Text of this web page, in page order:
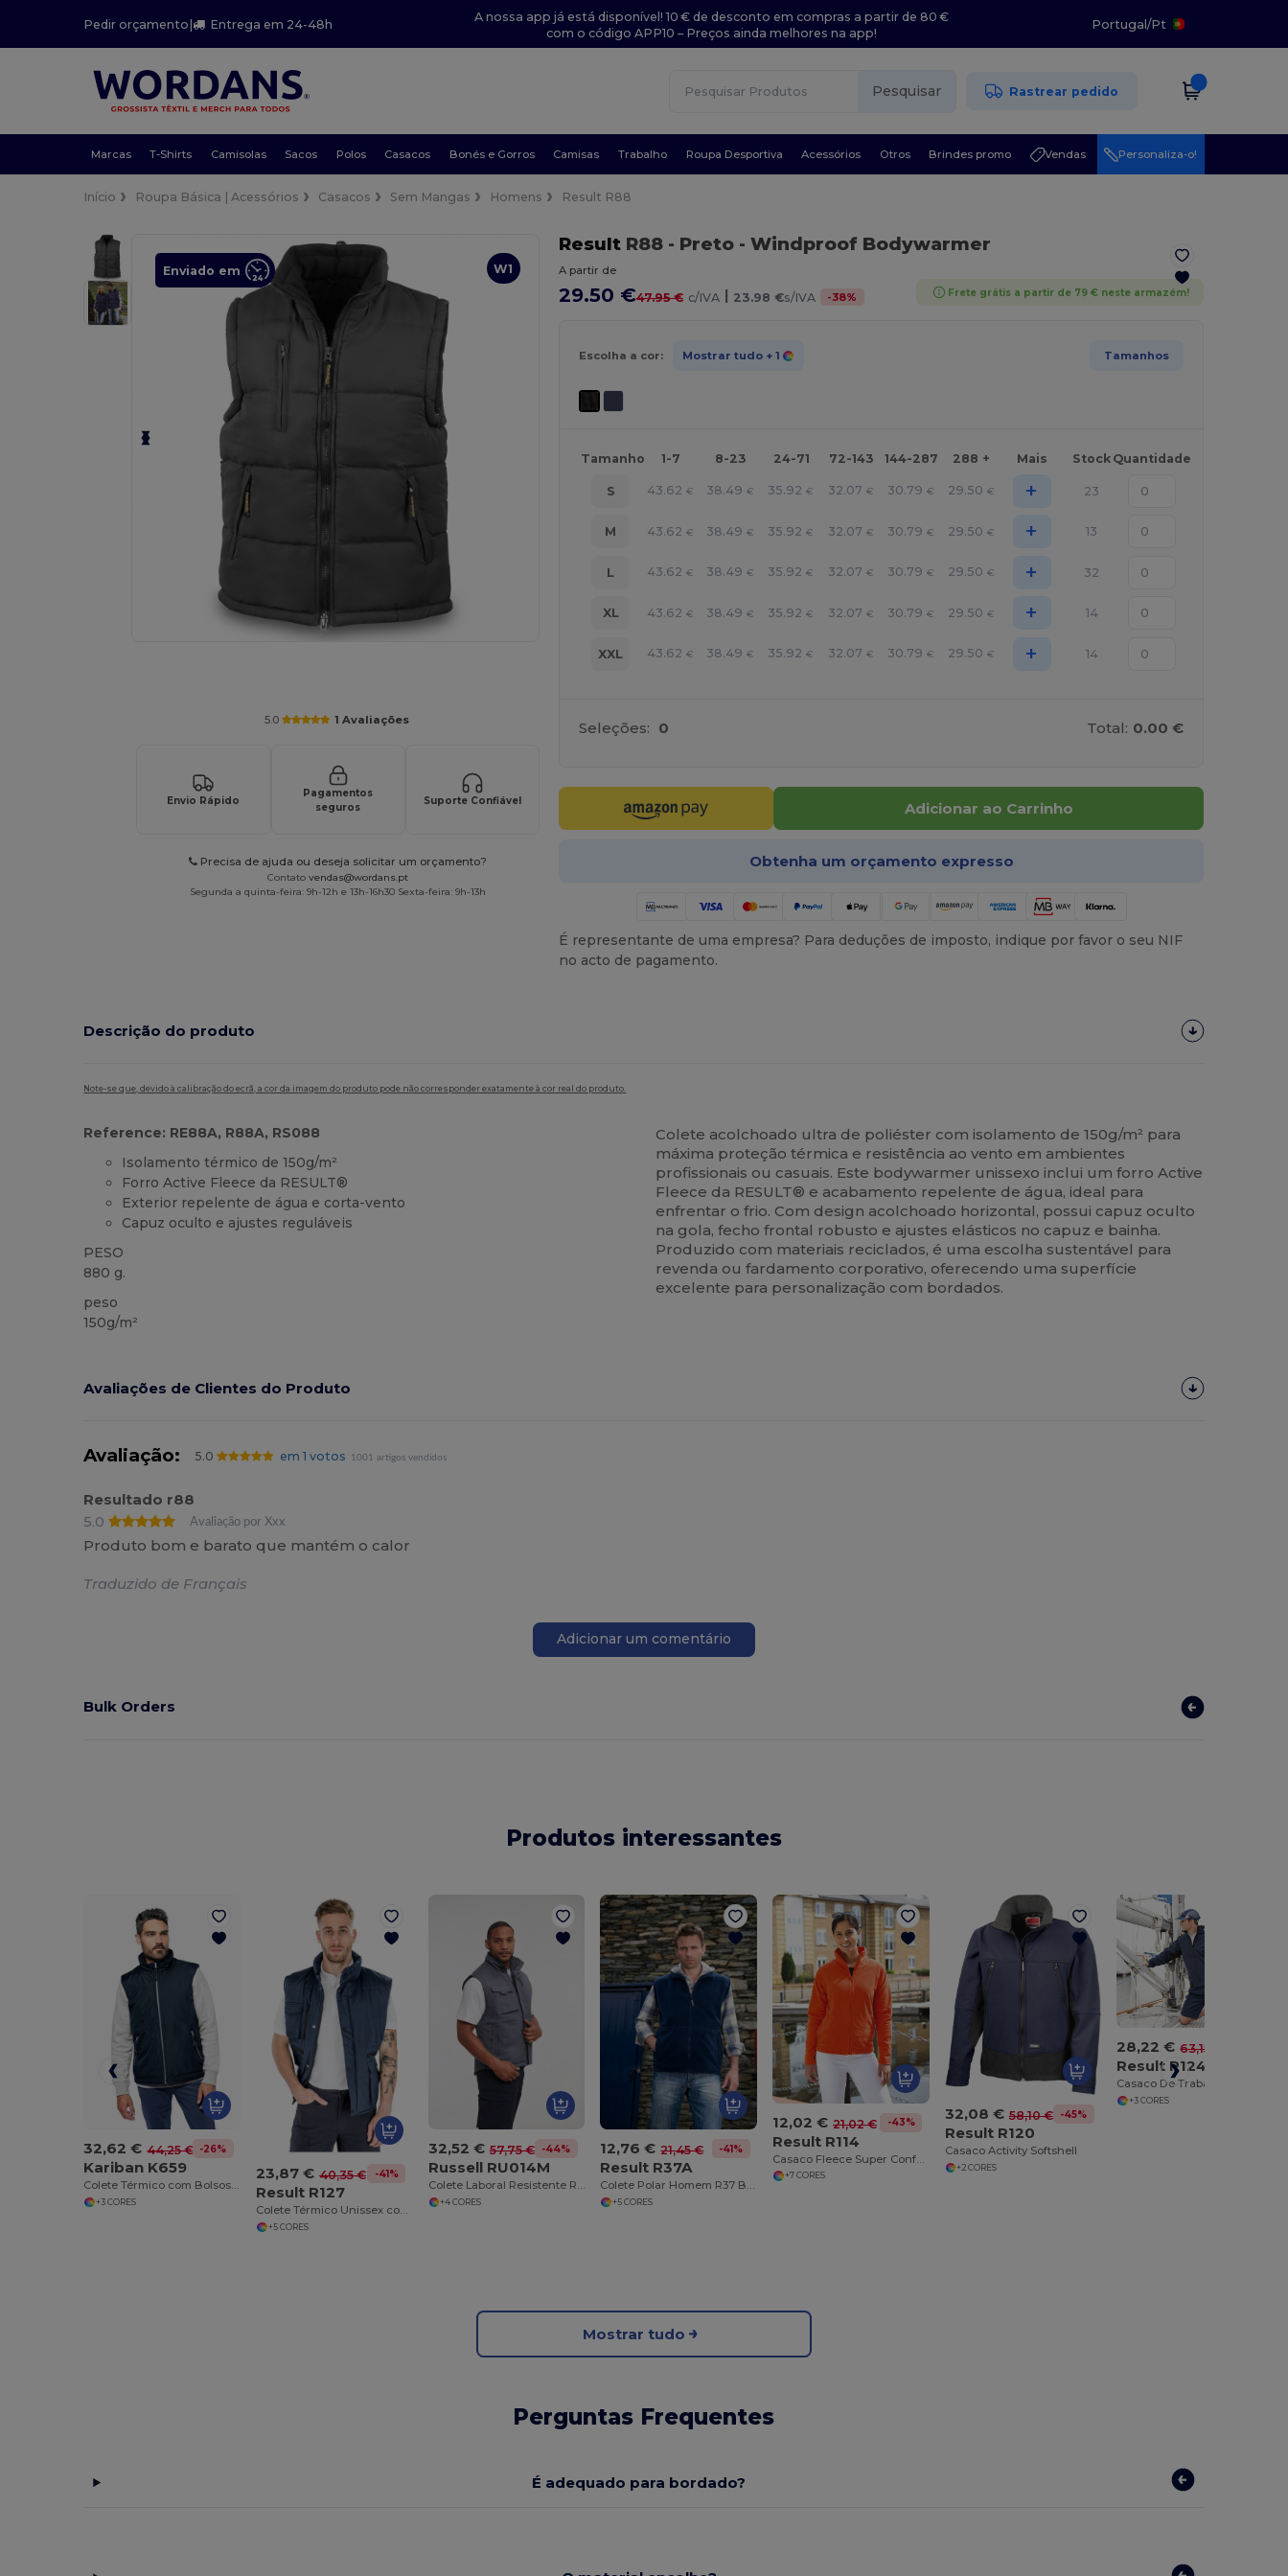
Pedir orçamento| Entrega em 24-48h
A nossa app já está disponível! 10 € de desconto em compras a partir de 80 €
com o código APP10 – Preços ainda melhores na app!
Portugal/Pt
Pesquisar Rastrear pedido
Marcas T-Shirts Camisolas Sacos Polos Casacos Bonés e Gorros Camisas Trabalho Roupa Desportiva Acessórios Otros Brindes promo Vendas Personaliza-o!
Início Roupa Básica | Acessórios Casacos Sem Mangas Homens Result R88
W1
Enviado em
5.0 1 Avaliações
Envio Rápido
Pagamentos
seguros
Suporte Confiável
Precisa de ajuda ou deseja solicitar um orçamento?
Contatovendas@wordans.pt
Segunda a quinta-feira: 9h-12h e 13h-16h30 Sexta-feira: 9h-13h
ResultR88 - Preto- Windproof Bodywarmer
A partir de
29.50 €47.95 € c/IVA | 23.98 €s/IVA -38% Frete grátis a partir de 79 € neste armazém!
Escolha a cor: Mostrar tudo + 1 Tamanhos
Tamanho 1-7 8-23 24-71 72-143 144-287 288 + Mais Stock Quantidade
S 43.62 € 38.49 € 35.92 € 32.07 € 30.79 € 29.50 € + 23
M 43.62 € 38.49 € 35.92 € 32.07 € 30.79 € 29.50 € + 13
L 43.62 € 38.49 € 35.92 € 32.07 € 30.79 € 29.50 € + 32
XL 43.62 € 38.49 € 35.92 € 32.07 € 30.79 € 29.50 € + 14
XXL 43.62 € 38.49 € 35.92 € 32.07 € 30.79 € 29.50 € + 14
Seleções: 0 Total: 0.00 €
Adicionar ao Carrinho
Obtenha um orçamento expresso
É representante de uma empresa? Para deduções de imposto, indique por favor o seu NIF
no acto de pagamento.
Descrição do produto
Note-se que, devido à calibração do ecrã, a cor da imagem do produto pode não corresponder exatamente à cor real do produto.
Reference: RE88A, R88A, RS088
Isolamento térmico de 150g/m²
Forro Active Fleece da RESULT®
Exterior repelente de água e corta-vento
Capuz oculto e ajustes reguláveis
PESO
880 g.
peso
150g/m²
Colete acolchoado ultra de poliéster com isolamento de 150g/m² para
máxima proteção térmica e resistência ao vento em ambientes
profissionais ou casuais. Este bodywarmer unissexo inclui um forro Active
Fleece da RESULT® e acabamento repelente de água, ideal para
enfrentar o frio. Com design acolchoado horizontal, possui capuz oculto
na gola, fecho frontal robusto e ajustes elásticos no capuz e bainha.
Produzido com materiais reciclados, é uma escolha sustentável para
revenda ou fardamento corporativo, oferecendo uma superfície
excelente para personalização com bordados.
Avaliações de Clientes do Produto
Avaliação: 5.0 em 1 votos 1001 artigos vendidos
Resultado r88
5.0
Avaliação por Xxx
Produto bom e barato que mantém o calor
Traduzido de Français
Adicionar um comentário
Bulk Orders
Produtos interessantes
32,62 € 44,25 € -26%
Kariban K659
Colete Térmico com Bolsos Funcionais e Forro Acolchoado
+3 CORES
23,87 € 40,35 € -41%
Result R127
Colete Térmico Unissex com Proteção Climática
+5 CORES
32,52 € 57,75 € -44%
Russell RU014M
Colete Laboral Resistente R014M Workwear
+4 CORES
12,76 € 21,45 € -41%
Result R37A
Colete Polar Homem R37 Bodywarmer
+5 CORES
12,02 € 21,02 € -43%
Result R114
+7 CORES
32,08 € 58,10 € -45%
Result R120
Casaco Activity Softshell
+2 CORES
28,22 € 63,15 €
Result R124
+3 CORES
Mostrar tudo
Perguntas Frequentes
É adequado para bordado?